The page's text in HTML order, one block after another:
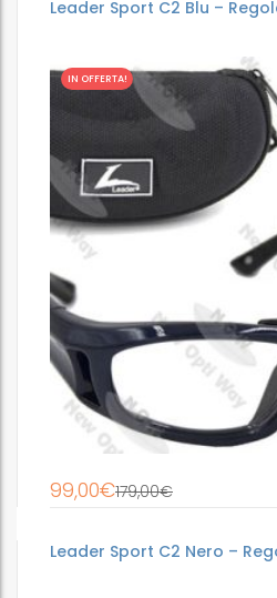
Leader Sport C2 Blu –
IN OFFERTA!
99,00€179,00€
Leader Sport C2 Nero –